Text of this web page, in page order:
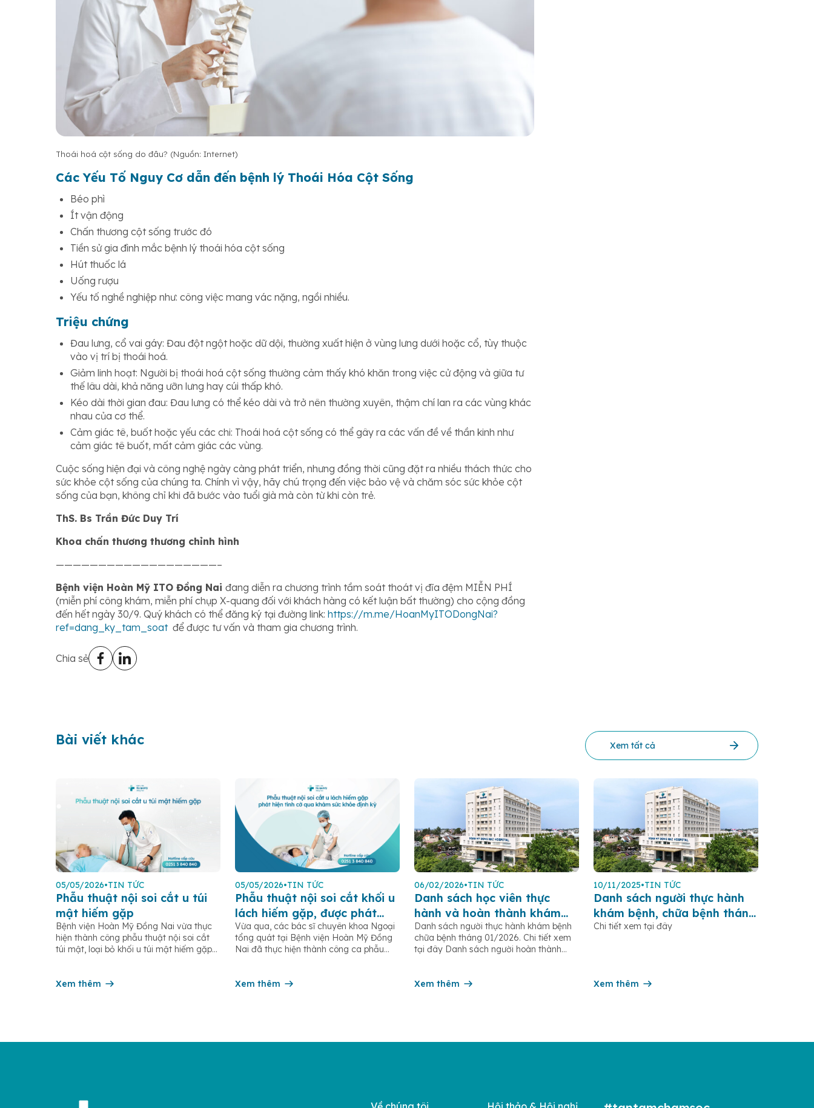
Thoái hoá cột sống do đâu? (Nguồn: Internet)
Các Yếu Tố Nguy Cơ dẫn đến bệnh lý Thoái Hóa Cột Sống
Béo phì
Ít vận động
Chấn thương cột sống trước đó
Tiền sử gia đình mắc bệnh lý thoái hóa cột sống
Hút thuốc lá
Uống rượu
Yếu tố nghề nghiệp như: công việc mang vác nặng, ngồi nhiều.
Triệu chứng
Đau lưng, cổ vai gáy: Đau đột ngột hoặc dữ dội, thường xuất hiện ở vùng lưng dưới hoặc cổ, tùy thuộc
vào vị trí bị thoái hoá.
Giảm linh hoạt: Người bị thoái hoá cột sống thường cảm thấy khó khăn trong việc cử động và giữa tư
thế lâu dài, khả năng ưỡn lưng hay cúi thấp khó.
Kéo dài thời gian đau: Đau lưng có thể kéo dài và trở nên thường xuyên, thậm chí lan ra các vùng khác
nhau của cơ thể.
Cảm giác tê, buốt hoặc yếu các chi: Thoái hoá cột sống có thể gây ra các vấn đề về thần kinh như
cảm giác tê buốt, mất cảm giác các vùng.
Cuộc sống hiện đại và công nghệ ngày càng phát triển, nhưng đồng thời cũng đặt ra nhiều thách thức cho
sức khỏe cột sống của chúng ta. Chính vì vậy, hãy chú trọng đến việc bảo vệ và chăm sóc sức khỏe cột
sống của bạn, không chỉ khi đã bước vào tuổi già mà còn từ khi còn trẻ.
ThS. Bs Trần Đức Duy Trí
Khoa chấn thương thương chỉnh hình
———————————————————–
Bệnh viện Hoàn Mỹ ITO Đồng Nai đang diễn ra chương trình tầm soát thoát vị đĩa đệm MIỄN PHÍ
(miễn phí công khám, miễn phí chụp X-quang đối với khách hàng có kết luận bất thường) cho cộng đồng
đến hết ngày 30/9. Quý khách có thể đăng ký tại đường link: https://m.me/HoanMyITODongNai?
ref=dang_ky_tam_soatđể được tư vấn và tham gia chương trình.
Chia sẻ
Bài viết khác Xem tất cả
05/05/2026•TIN TỨC
Phẫu thuật nội soi cắt u túi
mật hiếm gặp
Bệnh viện Hoàn Mỹ Đồng Nai vừa thực
hiện thành công phẫu thuật nội soi cắt
túi mật, loại bỏ khối u túi mật hiếm gặp
nhân nhập viện trong tình trạng đau
Xem thêm
05/05/2026•TIN TỨC
Phẫu thuật nội soi cắt khối u
lách hiếm gặp, được phát
hiện tình cờ qua khám sức
khỏe định kỳ.
Vừa qua, các bác sĩ chuyên khoa Ngoại
tổng quát tại Bệnh viện Hoàn Mỹ Đồng
Nai đã thực hiện thành công ca phẫu
năm 1987, ngụ tại phường Tân Triều).
Xem thêm
06/02/2026•TIN TỨC
Danh sách học viên thực
hành và hoàn thành khám
chữa bệnh 2026
Danh sách người thực hành khám bệnh
chữa bệnh tháng 01/2026. Chi tiết xem
tại đây Danh sách người hoàn thành
người hoàn thành thực hành khám bệnh
Xem thêm
10/11/2025•TIN TỨC
Danh sách người thực hành
khám bệnh, chữa bệnh tháng
ngày 10.11.2025
Chi tiết xem tại đây
Xem thêm